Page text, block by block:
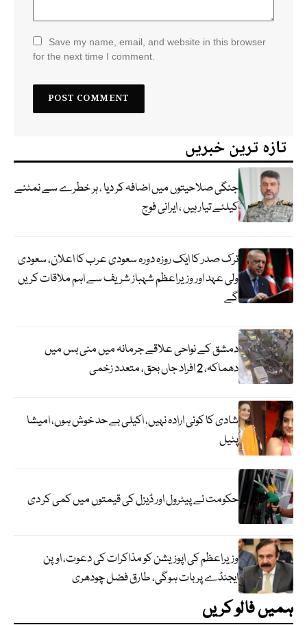
Save my name, email, and website in this browser
for the next time I comment.
تازہ ترین خبریں
جنگی صلاحیتوں میں اضافہ کر دیا ، ہر خطرے سے نمٹنے
کیلئے تیار ہیں ، ایرانی فوج
ترک صدر کا ایک روزہ دورہ سعودی عرب کا اعلان، سعودی
ولی عہد اور وزیراعظم شہباز شریف سے اہم ملاقات کریں
گے
دمشق کے نواحی علاقے جرمانہ میں منی بس میں
دھماکہ، 2 افراد جاں بحق، متعدد زخمی
شادی کا کوئی ارادہ نہیں، اکیلی بے حد خوش ہوں، امیشا
پٹیل
حکومت نے پیٹرول اور ڈیزل کی قیمتوں میں کمی کر دی
وزیراعظم کی اپوزیشن کو مذاکرات کی دعوت، اوپن
ایجنڈے پر بات ہوگی، طارق فضل چودھری
ہمیں فالو کریں